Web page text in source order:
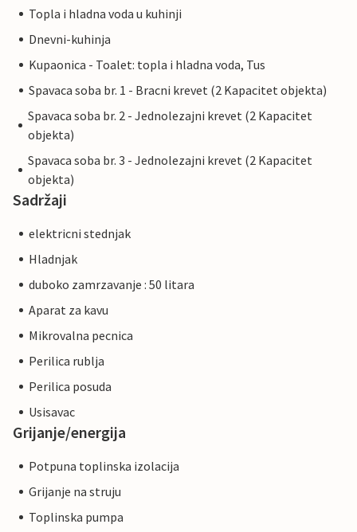
Topla i hladna voda u kuhinji
Dnevni-kuhinja
Kupaonica - Toalet: topla i hladna voda, Tus
Spavaca soba br. 1 - Bracni krevet (2 Kapacitet objekta)
Spavaca soba br. 2 - Jednolezajni krevet (2 Kapacitet
objekta)
Spavaca soba br. 3 - Jednolezajni krevet (2 Kapacitet
objekta)
Sadržaji
elektricni stednjak
Hladnjak
duboko zamrzavanje : 50 litara
Aparat za kavu
Mikrovalna pecnica
Perilica rublja
Perilica posuda
Usisavac
Grijanje/energija
Potpuna toplinska izolacija
Grijanje na struju
Toplinska pumpa